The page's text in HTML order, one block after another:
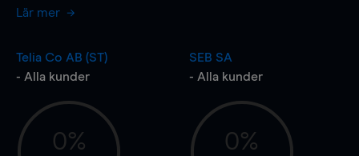
Lär mer
Telia Co AB (ST)
- Alla kunder
0%
SEB SA
- Alla kunder
0%